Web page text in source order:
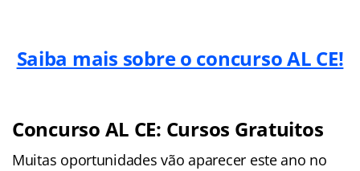
Saiba mais sobre o concurso AL CE!
Concurso AL CE: Cursos Gratuitos
Muitas oportunidades vão aparecer este ano no